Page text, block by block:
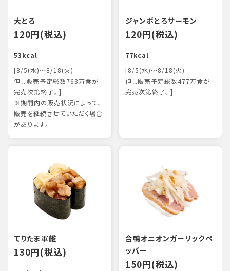
大とろ
120円(税込)
53kcal
[8/5(水)～8/18(火)
但し販売予定総数763万食が
完売次第終了。]
※期間内の販売状況によって、
販売を継続させていただく場合
があります。
ジャンボとろサーモン
120円(税込)
77kcal
[8/5(水)～8/18(火)
但し販売予定総数477万食が
完売次第終了。]
てりたま軍艦
130円(税込)
合鴨オニオンガーリックペ
ッパー
150円(税込)